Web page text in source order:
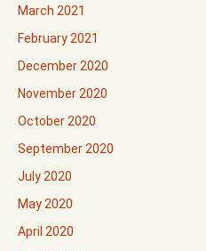
March 2021
February 2021
December 2020
November 2020
October 2020
September 2020
July 2020
May 2020
April 2020